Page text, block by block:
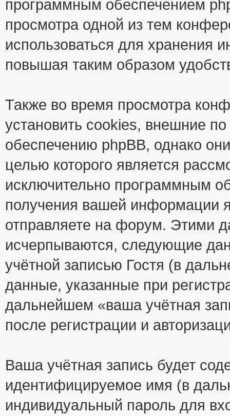
программным обеспечением
просмотра одной из тем
использоваться для хранения
повышая таким образом
Также во время просмотра
установить cookies, внешние
обеспечению phpBB, однако
целью которого является
исключительно программным
получения вашей информации
отправляете на форум. Этими
исчерпываются, следующие
учётной записью Гостя (в
данные, указанные при
дальнейшем «ваша учётная
после регистрации и
Ваша учётная запись будет
идентифицируемое имя (в
индивидуальный пароль для